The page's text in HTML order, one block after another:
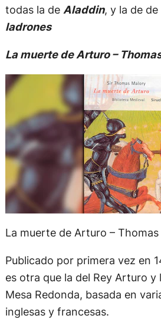
todas la de Aladdin, y la de de
ladrones
La muerte de Arturo –
La muerte de Arturo –
Publicado por primera vez en
es otra que la del Rey Arturo y
Mesa Redonda, basada en
inglesas y francesas.